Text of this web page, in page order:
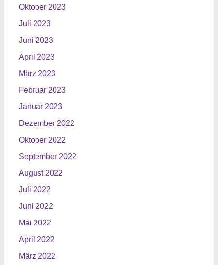
Oktober 2023
Juli 2023
Juni 2023
April 2023
März 2023
Februar 2023
Januar 2023
Dezember 2022
Oktober 2022
September 2022
August 2022
Juli 2022
Juni 2022
Mai 2022
April 2022
März 2022